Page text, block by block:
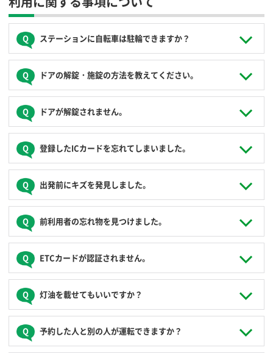
路面凍結が予想される道路の走行はお控えください。
積雪により予定のステーションへ帰着できない場合、所定の
延長料金の他、JoyCaによる車両の移動費用がかかる場合が
ございます。
ステーションに自転車は駐輪できますか？
ステーション詳細情報の特記欄に駐輪OKとなっているステー
ションは、カーシェアリングご利用時間内に限り駐輪可能で
す。ただし、駐輪に起因する事故・破損・盗難・長期放置自
了承ください。
ドアの解錠・施錠の方法を教えてください。
ご利用開始と終了時は、ご登録された運転免許証またはICカ
ードをクルマのカードリーダーにかざしてドアの施錠解錠を
行います。ご利用開始時は、予約された利用開始時刻の15分
（この15分間は課金されません）。
ご利用中に途中下車される場合は、クルマのキーでの施錠解
錠をお願いします。運転免許証またはICカードでの操作を行
いますとご利用終了となってしまいますのでご注意くださ
い。
ドアが解錠されません。
カードリーダーが緑色に点滅している状態でなければ、ご登
録された運転免許証またはICカードをかざしてもドアは解錠
されません。以下を確認してください。
ご予約したクルマかどうか登録番号をご確認ください。
解錠はご利用開始時刻の15分前から可能です。現在時刻を
確認ください。
ご予約された方の運転免許証もしくはICカード以外では解
コールセンター（0120-310-950
登録したICカードを忘れてしまいました。
運転免許証での解錠が可能です。万一運転免許証での解錠が
できない場合はコールセンター（
）へご連絡く
ださい。ご本人確認のうえ、遠隔操作によりドアの施錠解錠
出発前にキズを発見しました。
お手数ですが、必ずご出発される前にコールセンター（
310-950）までご連絡いただき、キズの状況をお教えくださ
い。
前利用者の忘れ物を見つけました。
コールセンター（ 0120-310-950
物が貴重品※の場合、大変お手数をおかけしますが、ステー
ション最寄りの警察もしくは交番への届出にご協力くださ
※ 財布、クレジットカード、携帯電話、貴金属類など
ETCカードが認証されません。
ETCカードの挿入方向、挿入面を再度ご確認ください。
灯油を載せてもいいですか？
灯油類の搭載は禁止となっています。灯油を搭載された場
合、NOCの他、ペナルティー料金の対象となりますのでご注
意ください。
ペナルティー料金
予約した人と別の人が運転できますか？